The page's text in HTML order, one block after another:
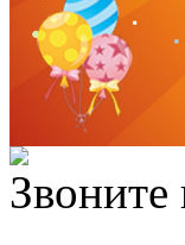
Звоните